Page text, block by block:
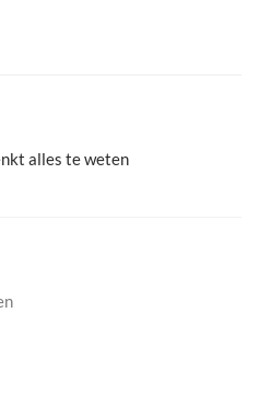
alles te weten